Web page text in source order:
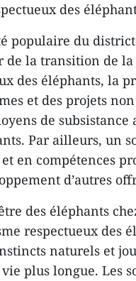
des
populaire du
la transition de la
des éléphants, la
et des projets non
de
Par ailleurs, un
en compétences
d’autres
des éléphants
respectueux des
naturels et
plus longue. Les